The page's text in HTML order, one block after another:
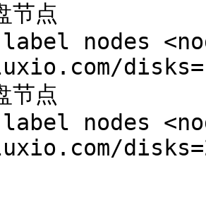
节点
nodes
节点
nodes